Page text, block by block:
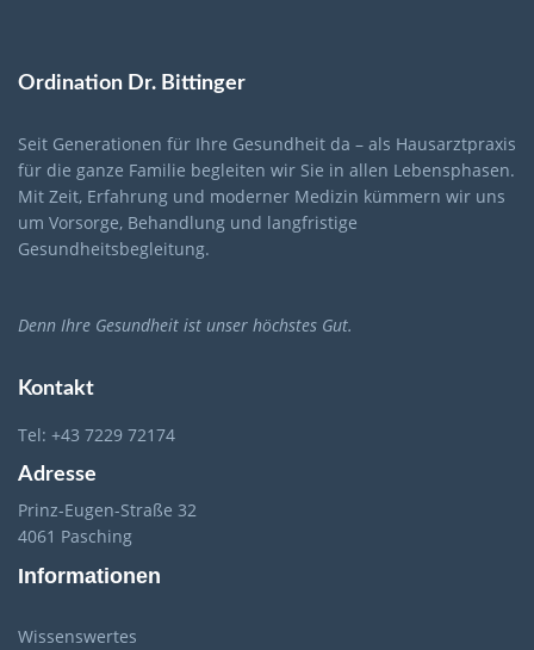
Ordination Dr. Bittinger
Seit Generationen für Ihre Gesundheit da – als Hausarztpraxis
für die ganze Familie begleiten wir Sie in allen Lebensphasen.
Mit Zeit, Erfahrung und moderner Medizin kümmern wir uns
um Vorsorge, Behandlung und langfristige
Gesundheitsbegleitung.
Denn Ihre Gesundheit ist unser höchstes Gut.
Kontakt
Tel: +43 7229 72174
Adresse
Prinz-Eugen-Straße 32
4061 Pasching
Informationen
Wissenswertes